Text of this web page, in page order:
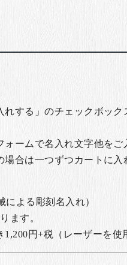
する」のチェックボッ
ームで名入れ文字他をご
場合は一つずつカートに
よる彫刻名入れ）
ます。
1,200円+税 （レーザーを使